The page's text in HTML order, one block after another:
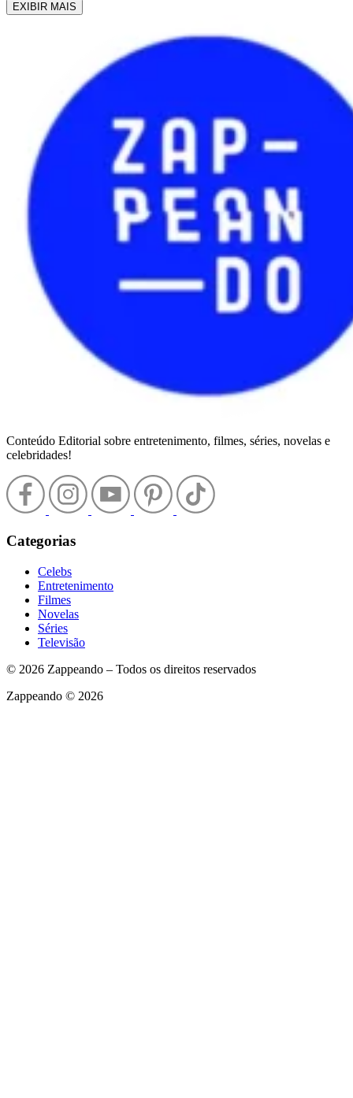
EXIBIR MAIS
Conteúdo Editorial sobre entretenimento, filmes, séries, novelas e
celebridades!
Categorias
Celebs
Entretenimento
Filmes
Novelas
Séries
Televisão
© 2026 Zappeando – Todos os direitos reservados
Zappeando © 2026